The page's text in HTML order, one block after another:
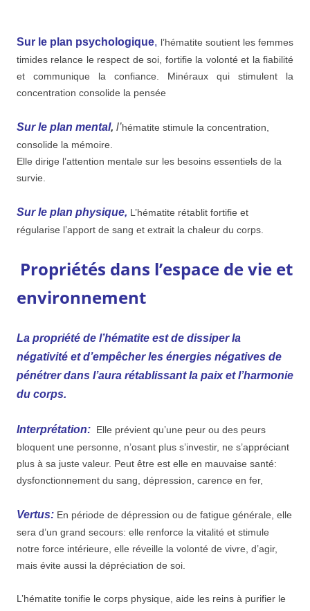
Sur le plan psychologique, l’hématite soutient les femmes
timides relance le respect de soi, fortifie la volonté et la fiabilité
et communique la confiance. Minéraux qui stimulent la
concentration consolide la pensée
Sur le plan mental, l’hématite stimule la concentration,
consolide la mémoire.
Elle dirige l’attention mentale sur les besoins essentiels de la
survie.
Sur le plan physique, L’hématite rétablit fortifie et
régularise l’apport de sang et extrait la chaleur du corps.
Propriétés dans l’espace de vie et
environnement
La propriété de l’hématite est de dissiper la
négativité et d’empêcher les énergies négatives de
pénétrer dans l’aura rétablissant la paix et l’harmonie
du corps.
Interprétation: Elle prévient qu’une peur ou des peurs
bloquent une personne, n’osant plus s’investir, ne s’appréciant
plus à sa juste valeur. Peut être est elle en mauvaise santé:
dysfonctionnement du sang, dépression, carence en fer,
Vertus: En période de dépression ou de fatigue générale, elle
sera d’un grand secours: elle renforce la vitalité et stimule
notre force intérieure, elle réveille la volonté de vivre, d’agir,
mais évite aussi la dépréciation de soi.
L’hématite tonifie le corps physique, aide les reins à purifier le